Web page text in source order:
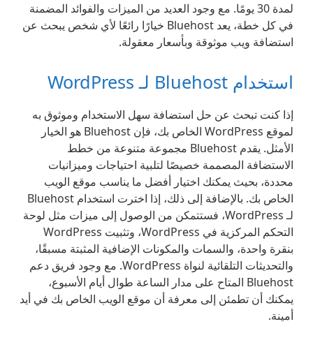
لمدة 30 يومًا. مع وجود العديد من الميزات والفوائد المضمنة
في كل خطة، يعد Bluehost خيارًا رائعًا لأي شخص يبحث عن
استضافة ويب موثوقة وبأسعار معقولة.
استخدام Bluehost لـ WordPress
إذا كنت تبحث عن حل استضافة سهل الاستخدام وموثوق به
لموقع WordPress الخاص بك، فإن Bluehost هو الخيار
الأمثل. يقدم Bluehost مجموعة متنوعة من خطط
الاستضافة المصممة خصيصًا لتلبية احتياجات وميزانيات
محددة، بحيث يمكنك اختيار أفضل ما يناسب موقع الويب
الخاص بك. بالإضافة إلى ذلك، إذا اخترت استخدام Bluehost
لـ WordPress، فستتمكن من الوصول إلى ميزات مثل لوحة
التحكم المركزية في WordPress، وتثبيت WordPress
بنقرة واحدة، والسمات والمكونات الإضافية المثبتة مسبقًا،
والتحديثات التلقائية لنواة WordPress. مع وجود فريق دعم
Bluehost المتاح على مدار الساعة طوال أيام الأسبوع،
يمكنك أن تطمئن إلى معرفة أن موقع الويب الخاص بك في أيد
أمينة.